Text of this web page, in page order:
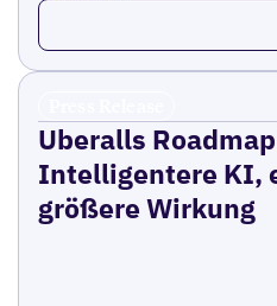
Read more
Uberalls
Intelligentere KI,
größere Wirkung